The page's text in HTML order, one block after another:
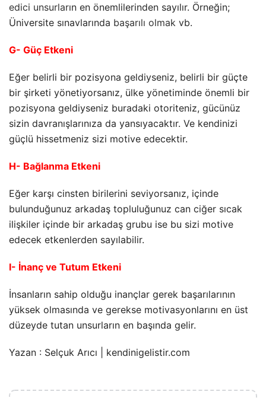
edici unsurların en önemlilerinden sayılır. Örneğin;
Üniversite sınavlarında başarılı olmak vb.
G- Güç Etkeni
Eğer belirli bir pozisyona geldiyseniz, belirli bir güçte
bir şirketi yönetiyorsanız, ülke yönetiminde önemli bir
pozisyona geldiyseniz buradaki otoriteniz, gücünüz
sizin davranışlarınıza da yansıyacaktır. Ve kendinizi
güçlü hissetmeniz sizi motive edecektir.
H- Bağlanma Etkeni
Eğer karşı cinsten birilerini seviyorsanız, içinde
bulunduğunuz arkadaş topluluğunuz can ciğer sıcak
ilişkiler içinde bir arkadaş grubu ise bu sizi motive
edecek etkenlerden sayılabilir.
I- İnanç ve Tutum Etkeni
İnsanların sahip olduğu inançlar gerek başarılarının
yüksek olmasında ve gerekse motivasyonlarını en üst
düzeyde tutan unsurların en başında gelir.
Yazan : Selçuk Arıcı | kendinigelistir.com